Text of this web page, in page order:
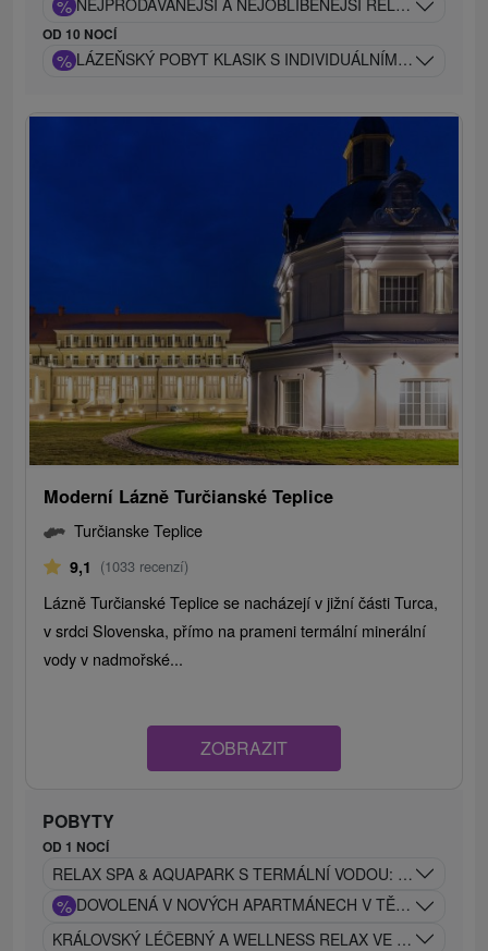
% NEJPRODÁVANĚJŠÍ A NEJOBLÍBENĚJŠÍ RELAX
OD 10 NOCÍ
% LÁZEŇSKÝ POBYT KLASIK S INDIVIDUÁLNÍM A
Moderní Lázně Turčianské Teplice
Turčianske Teplice
9,1 (1033 recenzí)
Lázně Turčianské Teplice se nacházejí v jižní části Turca,
v srdci Slovenska, přímo na prameni termální minerální
vody v nadmořské...
ZOBRAZIT
POBYTY
OD 1 NOCÍ
RELAX SPA & AQUAPARK S TERMÁLNÍ VODOU:
% DOVOLENÁ V NOVÝCH APARTMÁNECH V TĚSNÉ
KRÁLOVSKÝ LÉČEBNÝ A WELLNESS RELAX VE STYLU ART